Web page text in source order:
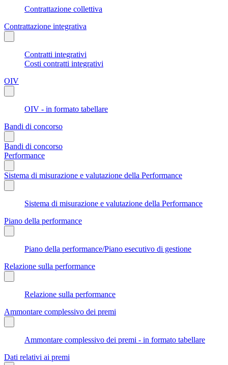
Contrattazione collettiva
Contrattazione integrativa
Contratti integrativi
Costi contratti integrativi
OIV
OIV - in formato tabellare
Bandi di concorso
Bandi di concorso
Performance
Sistema di misurazione e valutazione della Performance
Sistema di misurazione e valutazione della Performance
Piano della performance
Piano della performance/Piano esecutivo di gestione
Relazione sulla performance
Relazione sulla performance
Ammontare complessivo dei premi
Ammontare complessivo dei premi - in formato tabellare
Dati relativi ai premi